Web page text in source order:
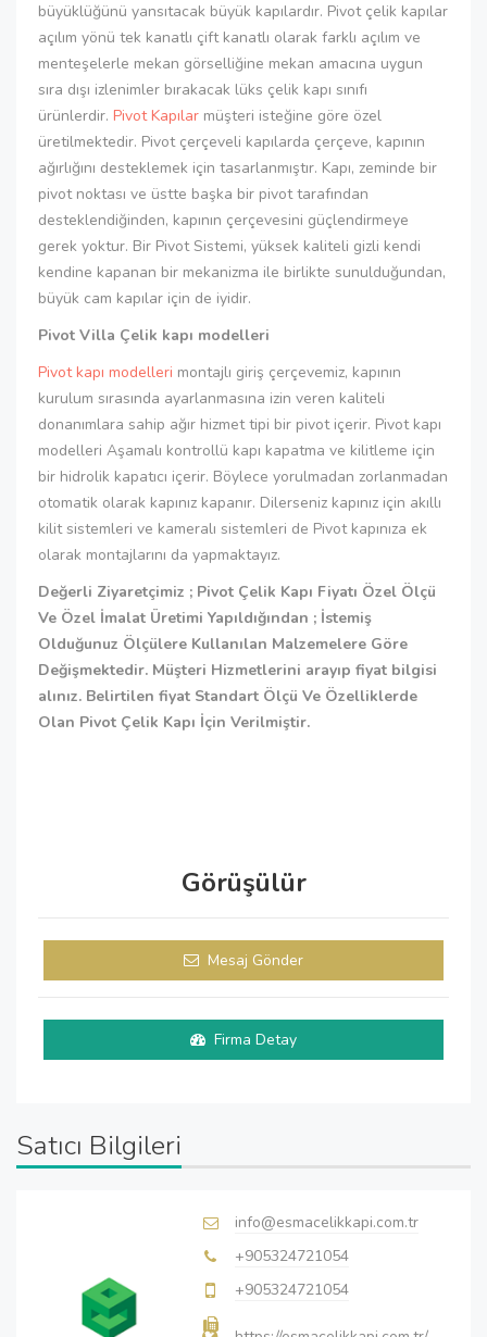
büyüklüğünü yansıtacak büyük kapılardır. Pivot çelik kapılar
açılım yönü tek kanatlı çift kanatlı olarak farklı açılım ve
menteşelerle mekan görselliğine mekan amacına uygun
sıra dışı izlenimler bırakacak lüks çelik kapı sınıfı
ürünlerdir. Pivot Kapılar müşteri isteğine göre özel
üretilmektedir. Pivot çerçeveli kapılarda çerçeve, kapının
ağırlığını desteklemek için tasarlanmıştır. Kapı, zeminde bir
pivot noktası ve üstte başka bir pivot tarafından
desteklendiğinden, kapının çerçevesini güçlendirmeye
gerek yoktur. Bir Pivot Sistemi, yüksek kaliteli gizli kendi
kendine kapanan bir mekanizma ile birlikte sunulduğundan,
büyük cam kapılar için de iyidir.
Pivot Villa Çelik kapı modelleri
Pivot kapı modelleri montajlı giriş çerçevemiz, kapının
kurulum sırasında ayarlanmasına izin veren kaliteli
donanımlara sahip ağır hizmet tipi bir pivot içerir. Pivot kapı
modelleri Aşamalı kontrollü kapı kapatma ve kilitleme için
bir hidrolik kapatıcı içerir. Böylece yorulmadan zorlanmadan
otomatik olarak kapınız kapanır. Dilerseniz kapınız için akıllı
kilit sistemleri ve kameralı sistemleri de Pivot kapınıza ek
olarak montajlarını da yapmaktayız.
Değerli Ziyaretçimiz ; Pivot Çelik Kapı Fiyatı Özel Ölçü
Ve Özel İmalat Üretimi Yapıldığından ; İstemiş
Olduğunuz Ölçülere Kullanılan Malzemelere Göre
Değişmektedir. Müşteri Hizmetlerini arayıp fiyat bilgisi
alınız. Belirtilen fiyat Standart Ölçü Ve Özelliklerde
Olan Pivot Çelik Kapı İçin Verilmiştir.
Görüşülür
Mesaj Gönder
Firma Detay
Satıcı Bilgileri
info@esmacelikkapi.com.tr
+905324721054
+905324721054